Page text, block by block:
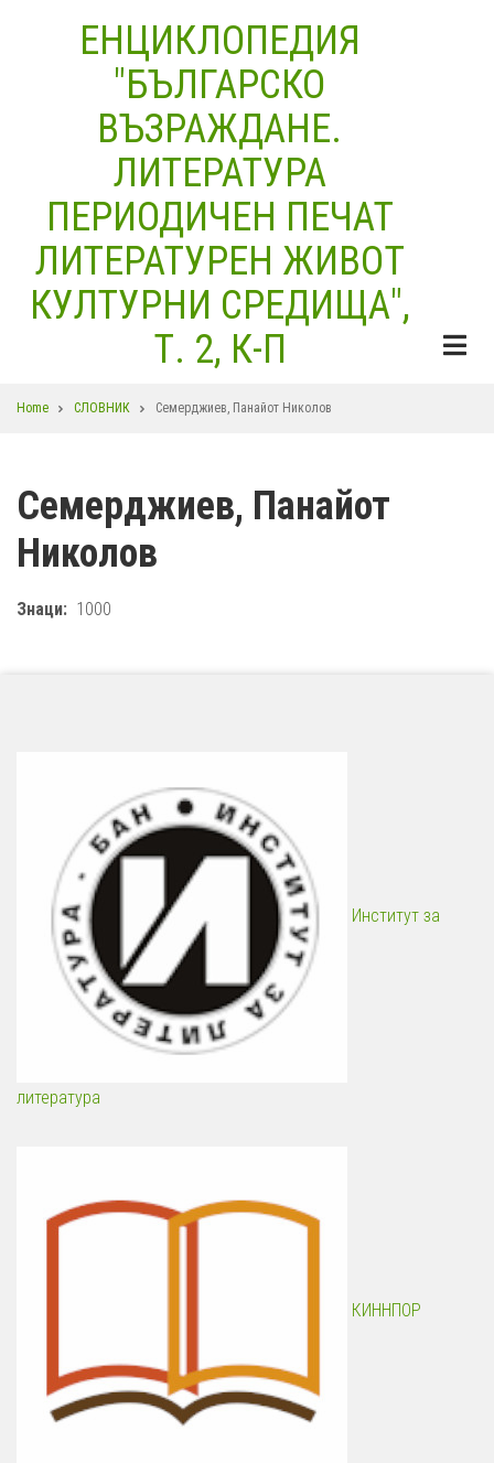
ЕНЦИКЛОПЕДИЯ
"БЪЛГАРСКО
ВЪЗРАЖДАНЕ.
ЛИТЕРАТУРА
ПЕРИОДИЧЕН ПЕЧАТ
ЛИТЕРАТУРЕН ЖИВОТ
КУЛТУРНИ СРЕДИЩА",
Т. 2, К-П
Breadcrumb
Home СЛОВНИК Семерджиев, Панайот Николов
Семерджиев, Панайот
Николов
Знаци 1000
Институт за
литература
КИННПОР